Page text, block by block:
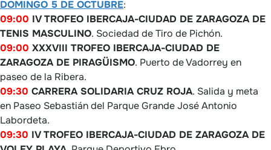
DOMINGO 5 DE OCTUBRE:
09:00 IV TROFEO IBERCAJA-CIUDAD DE ZARAGOZA DE
TENIS MASCULINO. Sociedad de Tiro de Pichón.
09:00 XXXVIII TROFEO IBERCAJA-CIUDAD DE
ZARAGOZA DE PIRAGÜISMO. Puerto de Vadorrey en
paseo de la Ribera.
09:30 CARRERA SOLIDARIA CRUZ ROJA. Salida y meta
en Paseo Sebastián del Parque Grande José Antonio
Labordeta.
09:30 IV TROFEO IBERCAJA-CIUDAD DE ZARAGOZA DE